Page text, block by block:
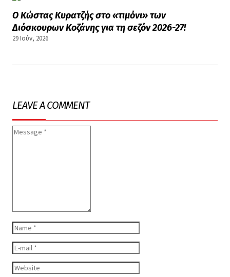
ΑΡΘΡΑ
Ο Κώστας Κυρατζής στο «τιμόνι» των
Διόσκουρων Κοζάνης για τη σεζόν 2026-27!
29 Ιούν, 2026
LEAVE A COMMENT